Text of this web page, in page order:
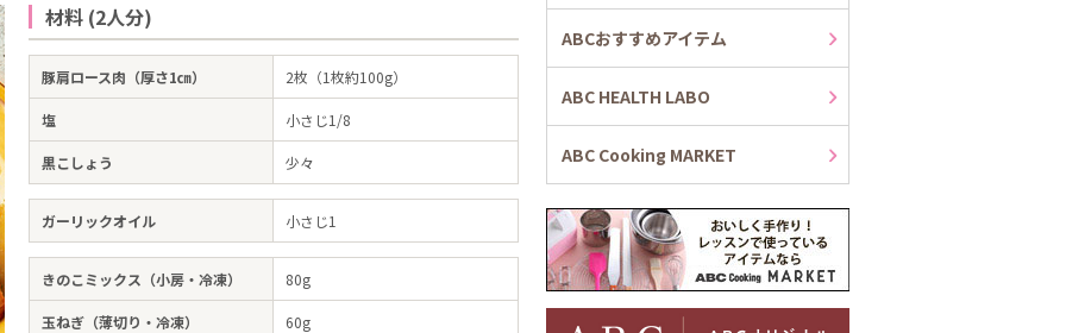
材料 (2人分)
豚肩ロース肉（厚さ1㎝） 2枚（1枚約100g）
塩 小さじ1/8
黒こしょう 少々
ガーリックオイル 小さじ1
きのこミックス（小房・冷凍） 80g
玉ねぎ（薄切り・冷凍） 60g
ABCおすすめアイテム
ABC HEALTH LABO
ABC Cooking MARKET